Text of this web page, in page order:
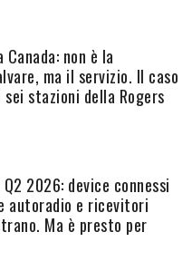
non è la
ma il servizio. Il caso
stazioni della Rogers
2026: device connessi
autoradio e ricevitori
Ma è presto per